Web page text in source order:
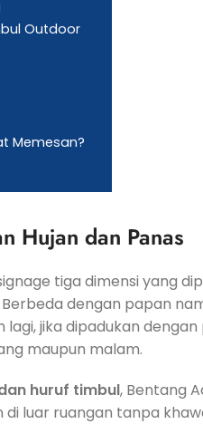
Outdoor
Memesan?
Hujan dan Panas
tiga dimensi yang
dengan papan
jika dipadukan
maupun malam.
huruf timbul, Bentang
luar ruangan tanpa